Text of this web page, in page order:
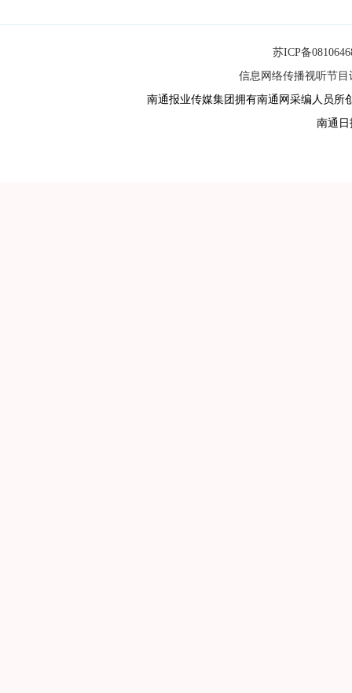
苏ICP备
信息网络传播视听节目
南通报业传媒集团拥有南通网采编人员所
南通日